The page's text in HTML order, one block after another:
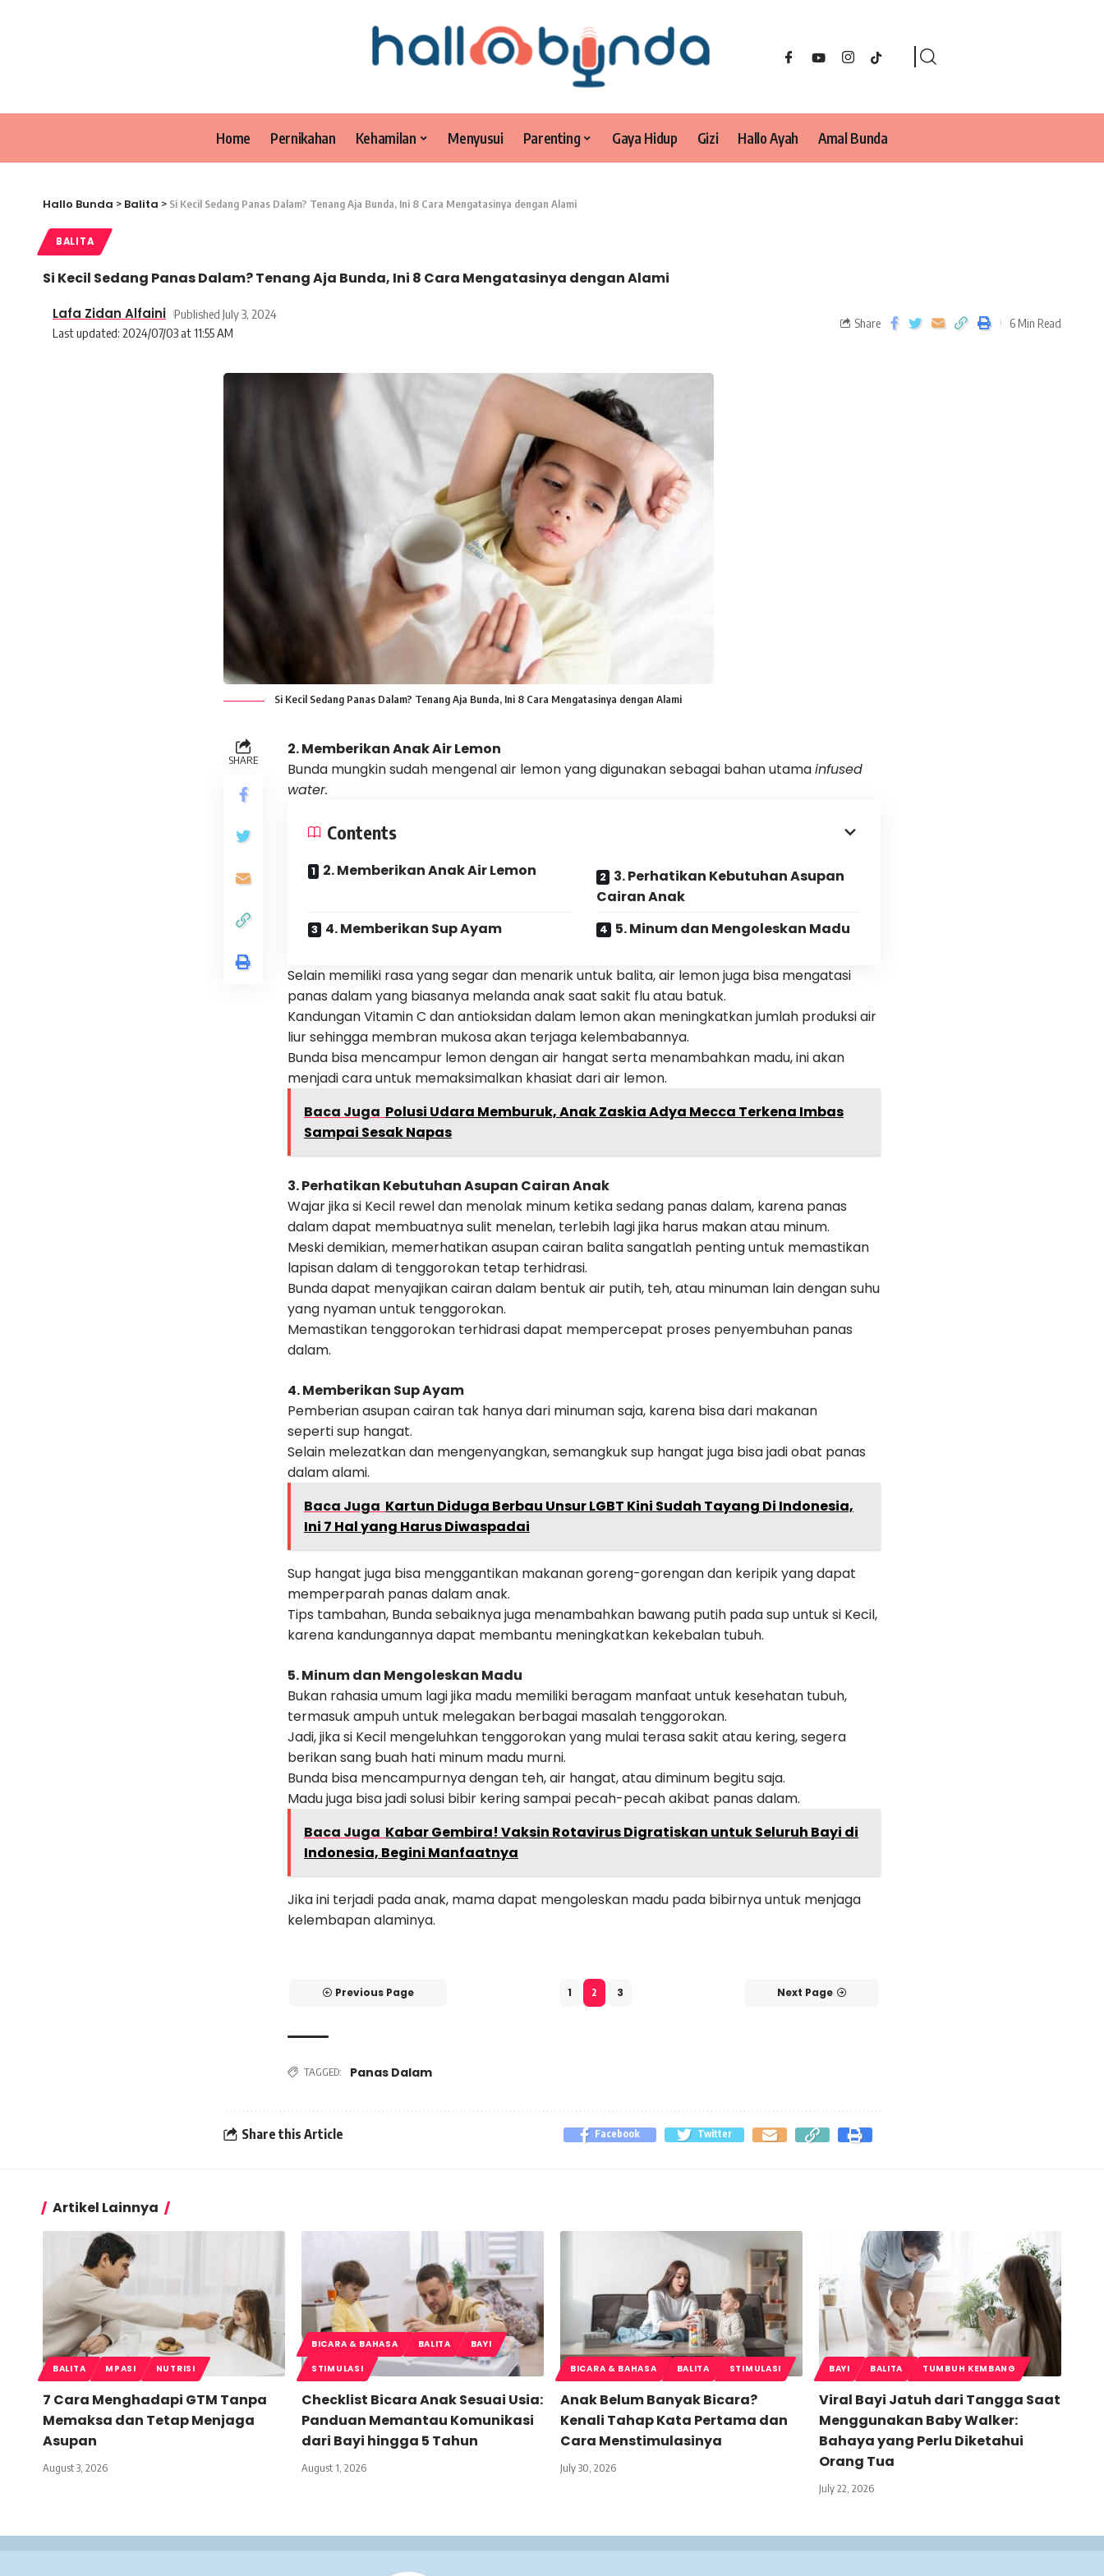
Home Pernikahan Kehamilan Menyusui Parenting Gaya Hidup Gizi Hallo Ayah Amal Bunda
Hallo Bunda > Balita > Si Kecil Sedang Panas Dalam? Tenang Aja Bunda, Ini 8 Cara Mengatasinya dengan Alami
BALITA
Si Kecil Sedang Panas Dalam? Tenang Aja Bunda, Ini 8 Cara Mengatasinya dengan Alami
Last updated: 2024/07/03 at 11:55 AM
Lafa Zidan Alfaini Published July 3, 2024
Share 6 Min Read
Si Kecil Sedang Panas Dalam? Tenang Aja Bunda, Ini 8 Cara Mengatasinya dengan Alami
SHARE
2. Memberikan Anak Air Lemon
Bunda mungkin sudah mengenal air lemon yang digunakan sebagai bahan utamainfused
water.
Contents
2. Memberikan Anak Air Lemon
3. Perhatikan Kebutuhan Asupan
Cairan Anak
4. Memberikan Sup Ayam
5. Minum dan Mengoleskan Madu
Selain memiliki rasa yang segar dan menarik untuk balita, air lemon juga bisa mengatasi
panas dalam yang biasanya melanda anak saat sakit flu atau batuk.
Kandungan Vitamin C dan antioksidan dalam lemon akan meningkatkan jumlah produksi air
liur sehingga membran mukosa akan terjaga kelembabannya.
Bunda bisa mencampur lemon dengan air hangat serta menambahkan madu, ini akan
menjadi cara untuk memaksimalkan khasiat dari air lemon.
Baca Juga Polusi Udara Memburuk, Anak Zaskia Adya Mecca Terkena Imbas
Sampai Sesak Napas
3. Perhatikan Kebutuhan Asupan Cairan Anak
Wajar jika si Kecil rewel dan menolak minum ketika sedang panas dalam, karena panas
dalam dapat membuatnya sulit menelan, terlebih lagi jika harus makan atau minum.
Meski demikian, memerhatikan asupan cairan balita sangatlah penting untuk memastikan
lapisan dalam di tenggorokan tetap terhidrasi.
Bunda dapat menyajikan cairan dalam bentuk air putih, teh, atau minuman lain dengan suhu
yang nyaman untuk tenggorokan.
Memastikan tenggorokan terhidrasi dapat mempercepat proses penyembuhan panas
dalam.
4. Memberikan Sup Ayam
Pemberian asupan cairan tak hanya dari minuman saja, karena bisa dari makanan
seperti sup hangat.
Selain melezatkan dan mengenyangkan, semangkuk sup hangat juga bisa jadi obat panas
dalam alami.
Baca Juga Kartun Diduga Berbau Unsur LGBT Kini Sudah Tayang Di Indonesia,
Ini 7 Hal yang Harus Diwaspadai
Sup hangat juga bisa menggantikan makanan goreng-gorengan dan keripik yang dapat
memperparah panas dalam anak.
Tips tambahan, Bunda sebaiknya juga menambahkan bawang putih pada sup untuk si Kecil,
karena kandungannya dapat membantu meningkatkan kekebalan tubuh.
5. Minum dan Mengoleskan Madu
Bukan rahasia umum lagi jika madu memiliki beragam manfaat untuk kesehatan tubuh,
termasuk ampuh untuk melegakan berbagai masalah tenggorokan.
Jadi, jika si Kecil mengeluhkan tenggorokan yang mulai terasa sakit atau kering, segera
berikan sang buah hati minum madu murni.
Bunda bisa mencampurnya dengan teh, air hangat, atau diminum begitu saja.
Madu juga bisa jadi solusi bibir kering sampai pecah-pecah akibat panas dalam.
Baca Juga Kabar Gembira! Vaksin Rotavirus Digratiskan untuk Seluruh Bayi di
Indonesia, Begini Manfaatnya
Jika ini terjadi pada anak, mama dapat mengoleskan madu pada bibirnya untuk menjaga
kelembapan alaminya.
Previous Page 1 2 3 Next Page
TAGGED: Panas Dalam
Share this Article Facebook Twitter
Artikel Lainnya
BALITA MPASI NUTRISI
7 Cara Menghadapi GTM Tanpa
Memaksa dan Tetap Menjaga
Asupan
August 3, 2026
BICARA & BAHASA BALITA
BAYI
STIMULASI
Checklist Bicara Anak Sesuai Usia:
Panduan Memantau Komunikasi
dari Bayi hingga 5 Tahun
August 1, 2026
BICARA & BAHASA BALITA STIMULASI
Anak Belum Banyak Bicara?
Kenali Tahap Kata Pertama dan
Cara Menstimulasinya
July 30, 2026
BAYI BALITA TUMBUH KEMBANG
Viral Bayi Jatuh dari Tangga Saat
Menggunakan Baby Walker:
Bahaya yang Perlu Diketahui
Orang Tua
July 22, 2026